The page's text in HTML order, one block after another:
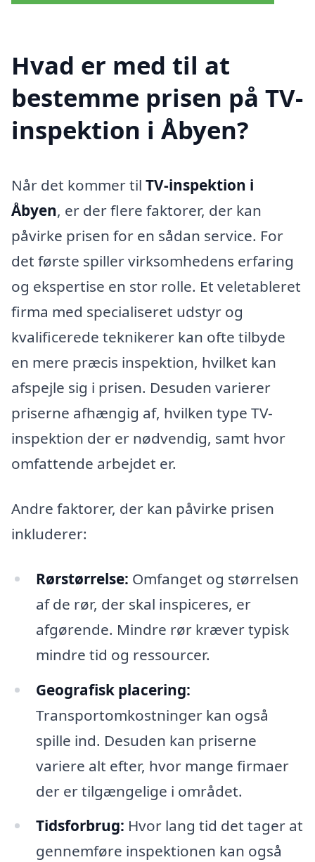
Hvad er med til at
bestemme prisen på TV-
inspektion i Åbyen?
Når det kommer til TV-inspektion i
Åbyen, er der flere faktorer, der kan
påvirke prisen for en sådan service. For
det første spiller virksomhedens erfaring
og ekspertise en stor rolle. Et veletableret
firma med specialiseret udstyr og
kvalificerede teknikerer kan ofte tilbyde
en mere præcis inspektion, hvilket kan
afspejle sig i prisen. Desuden varierer
priserne afhængig af, hvilken type TV-
inspektion der er nødvendig, samt hvor
omfattende arbejdet er.
Andre faktorer, der kan påvirke prisen
inkluderer:
Rørstørrelse: Omfanget og størrelsen
af de rør, der skal inspiceres, er
afgørende. Mindre rør kræver typisk
mindre tid og ressourcer.
Geografisk placering:
Transportomkostninger kan også
spille ind. Desuden kan priserne
variere alt efter, hvor mange firmaer
der er tilgængelige i området.
Tidsforbrug: Hvor lang tid det tager at
gennemføre inspektionen kan også